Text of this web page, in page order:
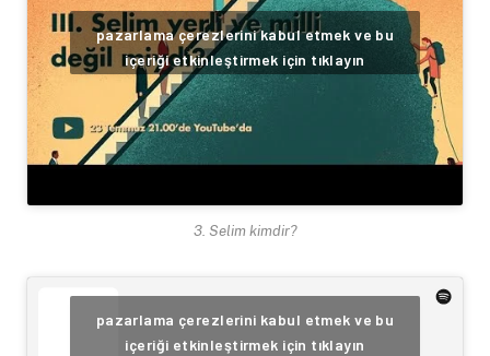
pazarlama çerezlerini kabul etmek ve bu
içeriği etkinleştirmek için tıklayın
3. Selim kimdir?
pazarlama çerezlerini kabul etmek ve bu
içeriği etkinleştirmek için tıklayın